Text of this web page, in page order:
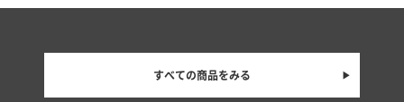
すべての商品をみる